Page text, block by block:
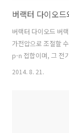
버랙터 다이오
버랙터 다이오드 버
가전압으로 조절할
p-n 접합이며, 그 전
랙터는 매개변수증
2014. 8. 21.